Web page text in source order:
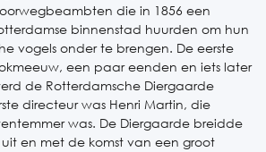
die in 1856 een
binnenstad huurden om hun
vogels onder te brengen. De eerste
een paar eenden en iets later
de Rotterdamsche Diergaarde
directeur was Henri Martin, die
was. De Diergaarde breidde
en met de komst van een groot